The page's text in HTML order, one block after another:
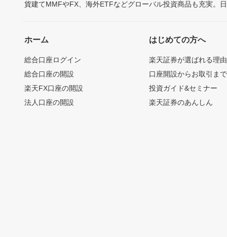
貨建てMMFやFX、海外ETFなどグローバル投資商品も充実。
ホーム
総合口座ログイン
総合口座の開設
楽天FX口座の開設
法人口座の開設
はじめての方へ
楽天証券が選ばれる理由
口座開設からお取引ま
投資ガイド&セミナー
楽天証券のあんしん